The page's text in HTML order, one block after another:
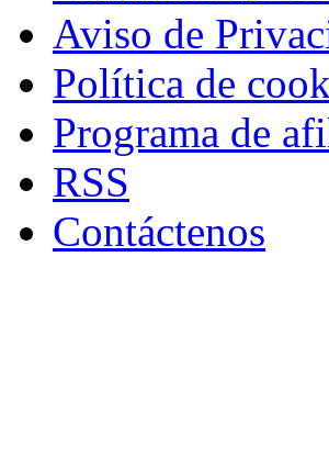
Aviso de
Política de
Programa de
RSS
Contáctenos